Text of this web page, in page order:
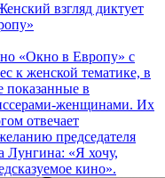
взгляд диктует
«Окно в Европу» с
к женской тематике, в
показанные в
женщинами. Их
отвечает
председателя
Лунгина: «Я хочу,
кино».